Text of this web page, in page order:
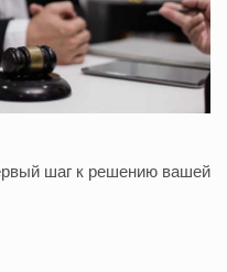
шаг к решению вашей